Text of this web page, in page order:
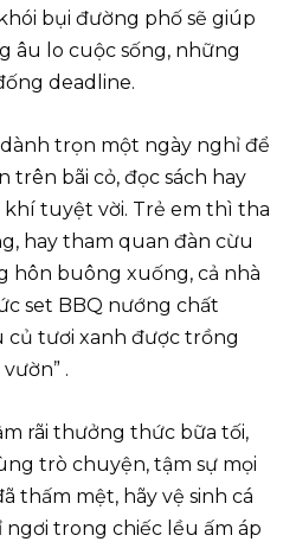
bụi đường phố sẽ giúp
âu lo cuộc sống, những
deadline.
trọn một ngày nghỉ để
trên bãi cỏ, đọc sách hay
tuyệt vời. Trẻ em thì tha
hay tham quan đàn cừu
hôn buông xuống, cả nhà
set BBQ nướng chất
củ tươi xanh được trồng
.
rãi thưởng thức bữa tối,
trò chuyện, tậm sự mọi
thấm mệt, hãy vệ sinh cá
trong chiếc lều ấm áp